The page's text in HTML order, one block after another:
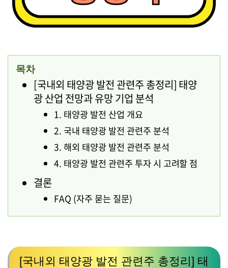
목차
[국내외 태양광 발전 관련주 총정리] 태양
광 산업 전망과 유망 기업 분석
1. 태양광 발전 산업 개요
2. 국내 태양광 발전 관련주 분석
3. 해외 태양광 발전 관련주 분석
4. 태양광 발전 관련주 투자 시 고려할 점
결론
FAQ (자주 묻는 질문)
[국내외 태양광 발전 관련주 총정리] 태